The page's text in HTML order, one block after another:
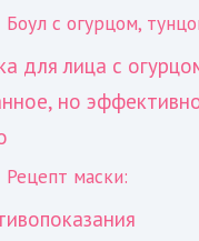
Боул с огурцом,
для лица с
но
Рецепт маски: